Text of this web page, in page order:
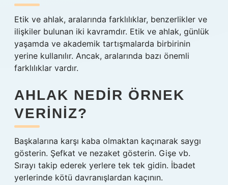
Etik ve ahlak, aralarında farklılıklar, benzerlikler ve
ilişkiler bulunan iki kavramdır. Etik ve ahlak, günlük
yaşamda ve akademik tartışmalarda birbirinin
yerine kullanılır. Ancak, aralarında bazı önemli
farklılıklar vardır.
AHLAK NEDIR ÖRNEK
VERINIZ?
Başkalarına karşı kaba olmaktan kaçınarak saygı
gösterin. Şefkat ve nezaket gösterin. Gişe vb.
Sırayı takip ederek yerlere tek tek gidin. İbadet
yerlerinde kötü davranışlardan kaçının.